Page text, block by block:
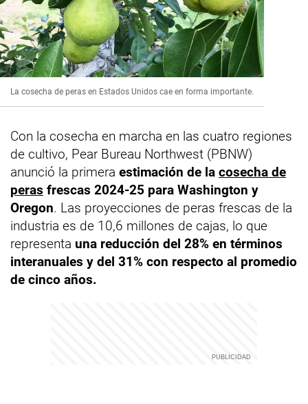
La cosecha de peras en Estados Unidos cae en forma importante.
Con la cosecha en marcha en las cuatro regiones
de cultivo, Pear Bureau Northwest (PBNW)
anunció la primera estimación de la cosecha de
peras frescas 2024-25 para Washington y
Oregon. Las proyecciones de peras frescas de la
industria es de 10,6 millones de cajas, lo que
representa una reducción del 28% en términos
interanuales y del 31% con respecto al promedio
de cinco años.